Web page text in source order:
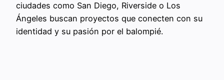
ciudades como San Diego, Riverside o Los
Ángeles buscan proyectos que conecten con su
identidad y su pasión por el balompié.